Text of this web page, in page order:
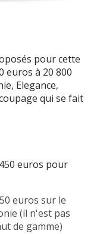
pour cette
euros à 20 800
Elegance,
qui se fait
euros pour
euros sur le
(il n'est pas
de gamme)